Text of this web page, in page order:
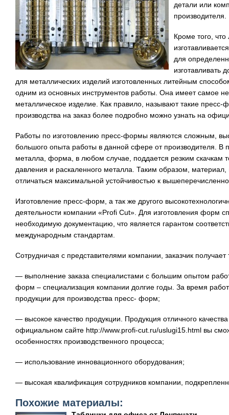
детали или
производителя.
Кроме того,
для
изготавливать
для металлических изделий изготовленных литейным
одним из основных инструментов работы. Она имеет самое
металлическое изделие. Как правило, называют такие
производства на заказ более подробно можно узнать на
Работы по изготовлению пресс-формы являются сложным,
большого опыта работы в данной сфере от производителя. В
металла, форма, в любом случае, поддается резким скачкам
давления и раскаленного металла. Таким образом,
отличаться максимальной устойчивостью к
Изготовление пресс-форм, а так же другого
деятельности компании «Profi Cut». Для изготовления форм
необходимую документацию, что является гарантом
международным стандартам.
Сотрудничая с представителями компании, заказчик
— выполнение заказа специалистами с большим опытом
форм – специализация компании долгие годы. За время
продукции для производства пресс- форм;
— высокое качество продукции. Продукция отличного
официальном сайте http://www.profi-cut.ru/uslugi15.html вы
особенностях производственного процесса;
— использование инновационного оборудования;
— высокая квалификация сотрудников компании,
Похожие материалы: